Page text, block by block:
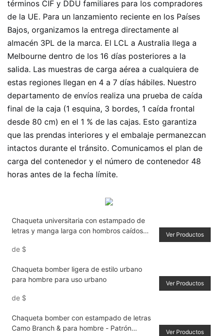
términos CIF y DDU familiares para los compradores
de la UE. Para un lanzamiento reciente en los Países
Bajos, organizamos la entrega directamente al
almacén 3PL de la marca. El LCL a Australia llega a
Melbourne dentro de los 16 días posteriores a la
salida. Las muestras de carga aérea a cualquiera de
estas regiones llegan en 4 a 7 días hábiles. Nuestro
departamento de envíos realiza una prueba de caída
final de la caja (1 esquina, 3 bordes, 1 caída frontal
desde 80 cm) en el 1 % de las cajas. Esto garantiza
que las prendas interiores y el embalaje permanezcan
intactos durante el tránsito. Comunicamos el plan de
carga del contenedor y el número de contenedor 48
horas antes de la fecha límite.
Chaqueta universitaria con estampado de
letras y manga larga con hombros caídos
de $
Ver Productos
Chaqueta bomber ligera de estilo urbano
para hombre para uso urbano
de $
Ver Productos
Chaqueta bomber con estampado de letras
Camo Branch & para hombre - Patrón
Ver Productos